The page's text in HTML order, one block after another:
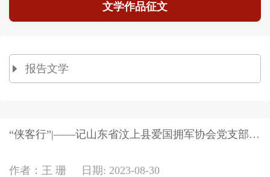
文学作品征文
报告文学
“侠客行”|——记山东省汶上县爱国拥军协会党支部书记赵中全
作者： 王 珊 日期: 2023-08-30